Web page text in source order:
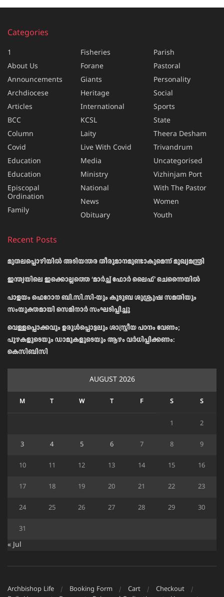
Categories
1
About Us
Announcements
Archdiocese
Articles
BCC
Column
Covid
Education
Education
Episcopal
Ordination
Family
Fisheries
Forane
Giants
Heritage
International
KCSL
Laity
Live With Covid
Media
Ministry
National
News
Obituary
Parish
Pastoral
Personality
Social
Sports
State
Theera Desham
Trivandrum
Uncategorised
Vizhinjam Port
With The Pastor
Women
Youth
Recent Posts
മുതലപ്പൊഴിയിൽ അടിയന്തര തീരുമാനമുണ്ടാകുമെന്ന് മുഖ്യമന്ത്രി
ഇന്ത്യയിലെ ഇക്കൊല്ലത്തെ ‘മാർച്ച് ഫോർ ലൈഫ്’ ചെന്നൈയിൽ
പാളയം ഫെറോന ബി.സി.സി-യും കുടുബ ശുശ്രൂഷ സമതിയും
സംയുക്തമായി സെമിനാർ സംഘടിപ്പിച്ചു
വെള്ളപ്പൊക്കവും ഉരുള്‍പ്പൊട്ടലും ശാസ്ത്രീയ പഠനം വേണം;
പുഴകളുടെയും ഡാമുകളുടെയും ആഴം വര്‍ധിപ്പിക്കണം:
കെസിബിസി
AUGUST 2026
M T W T F S S
1 2
3 4 5 6 7 8 9
10 11 12 13 14 15 16
17 18 19 20 21 22 23
24 25 26 27 28 29 30
31
« Jul
Archbishop Life Booking Form Cart
Checkout